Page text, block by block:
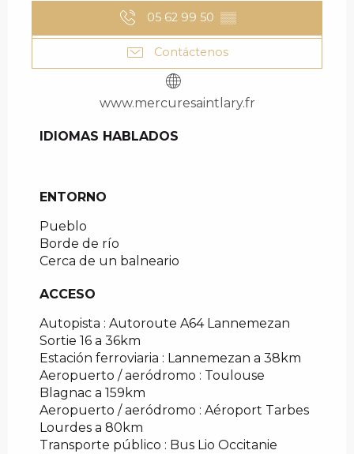
05 62 99 50 ▒▒
Contáctenos
www.mercuresaintlary.fr
IDIOMAS HABLADOS
IDIOMAS HABLADOS
ENTORNO
ENTORNO
Pueblo
Borde de río
Cerca de un balneario
ACCESO
ACCESO
Autopista : Autoroute A64 Lannemezan
Sortie 16 a 36km
Estación ferroviaria : Lannemezan a 38km
Aeropuerto / aeródromo : Toulouse
Blagnac a 159km
Aeropuerto / aeródromo : Aéroport Tarbes
Lourdes a 80km
Transporte público : Bus Lio Occitanie